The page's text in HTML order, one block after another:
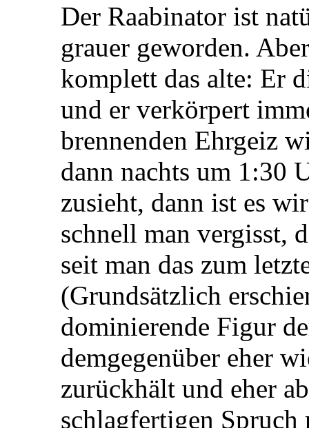
Der Raabinator ist
grauer geworden.
komplett das alte: Er
und er verkörpert
brennenden Ehrgeiz
dann nachts um 1:30
zusieht, dann ist es
schnell man vergisst,
seit man das zum
(Grundsätzlich
dominierende Figur
demgegenüber eher
zurückhält und eher
schlagfertigen Spruch